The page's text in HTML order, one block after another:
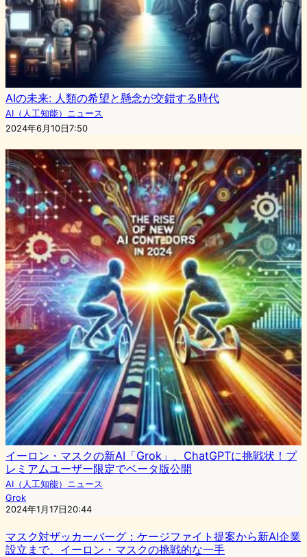
AIの未来: 人類の希望と懸念が交錯する時代
AI（人工知能）ニュース
2024年6月10日7:50
イーロン・マスクの新AI「Grok」、ChatGPTに挑戦状！プ
レミアムユーザー限定でベータ版公開
AI（人工知能）ニュース
Grok
2024年1月17日20:44
マスク対ザッカーバーグ：ケージファイト提案から新AI企業
設立まで、イーロン・マスクの挑戦的な一手